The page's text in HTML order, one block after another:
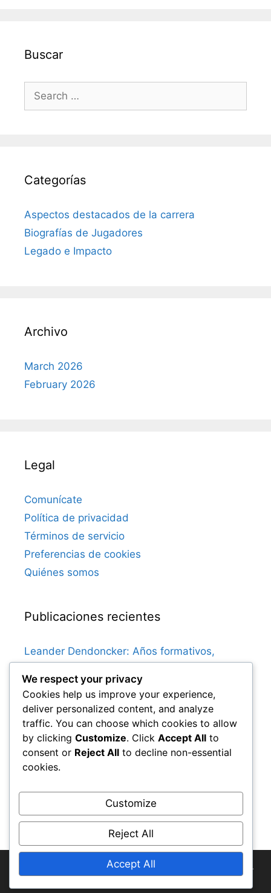
Buscar
for:
Categorías
Aspectos destacados de la carrera
Biografías de Jugadores
Legado e Impacto
Archivo
March 2026
February 2026
Legal
Comunícate
Política de privacidad
Términos de servicio
Preferencias de cookies
Quiénes somos
Publicaciones recientes
Leander Dendoncker: Años formativos,
Influencia familiar, Inicio de carrera
Dries Mertens: Años formativos, Inicios en el
club, Vida familiar
Leander Dendoncker: Momentos clave,
Éxitos en el club, Apariciones internacionales
Yannick Carrasco: Impacto en la selección
nacional, Legado en el fútbol de clubes,
Nacer Chadli: Infancia, Inicio de carrera,
Apoyo familiar
© 2025 wp1464654302549692022-w0022.wplocal.td-
We respect your privacy
Cookies help us improve your experience,
deliver personalized content, and analyze
traffic. You can choose which cookies to allow
by clicking Customize. Click Accept All to
consent or Reject All to decline non-essential
cookies.
Customize
Reject All
Accept All